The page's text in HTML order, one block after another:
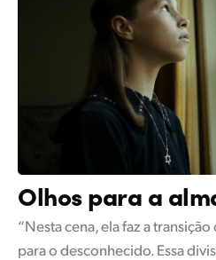
Olhos para a
“Nesta cena, ela faz a
para o desconhecido. Essa